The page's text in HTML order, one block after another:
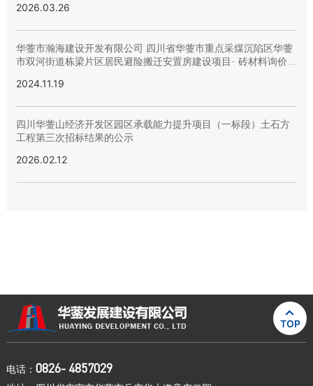
2026.03.26
华蓥市瀚海建设开发有限公司 四川省华蓥市重点采煤沉陷区华蓥
市双河街道栋梁片区居民避险搬迁安置房建设项目- 砖材料询价采
2024.11.19
四川华蓥山经济开发区园区承载能力提升项目（一标段）土石方
工程第三次招标结果的公示
2026.02.12

TOP
电话： 0826- 4857029